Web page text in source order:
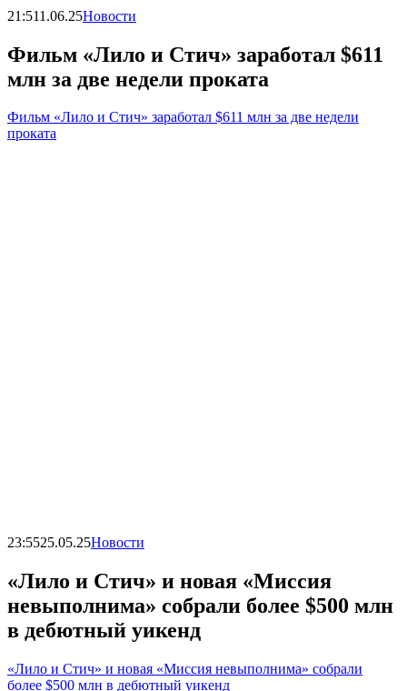
21:511.06.25Новости
Фильм «Лило и Стич» заработал $611
млн за две недели проката
Фильм «Лило и Стич» заработал $611 млн за две недели
проката
23:5525.05.25Новости
«Лило и Стич» и новая «Миссия
невыполнима» собрали более $500 млн
в дебютный уикенд
«Лило и Стич» и новая «Миссия невыполнима» собрали
более $500 млн в дебютный уикенд